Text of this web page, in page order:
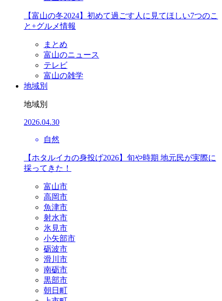
【富山の冬2024】初めて過ごす人に見てほしい7つのこ
と+グルメ情報
まとめ
富山のニュース
テレビ
富山の雑学
地域別
地域別
2026.04.30
自然
【ホタルイカの身投げ2026】旬や時期 地元民が実際に
採ってきた！
富山市
高岡市
魚津市
射水市
氷見市
小矢部市
砺波市
滑川市
南砺市
黒部市
朝日町